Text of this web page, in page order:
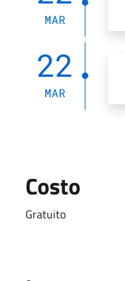
MAR
22
MAR
Costo
Gratuito